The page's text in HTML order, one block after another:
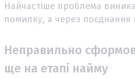
Найчастіше проблема
помилку, а через поєднання
Неправильно
ще на етапі найму